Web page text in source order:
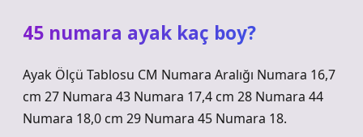
45 numara ayak kaç boy?
Ayak Ölçü Tablosu CM Numara Aralığı Numara 16,7
cm 27 Numara 43 Numara 17,4 cm 28 Numara 44
Numara 18,0 cm 29 Numara 45 Numara 18.